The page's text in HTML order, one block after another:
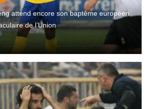
attend encore son baptême européen
de l’Union